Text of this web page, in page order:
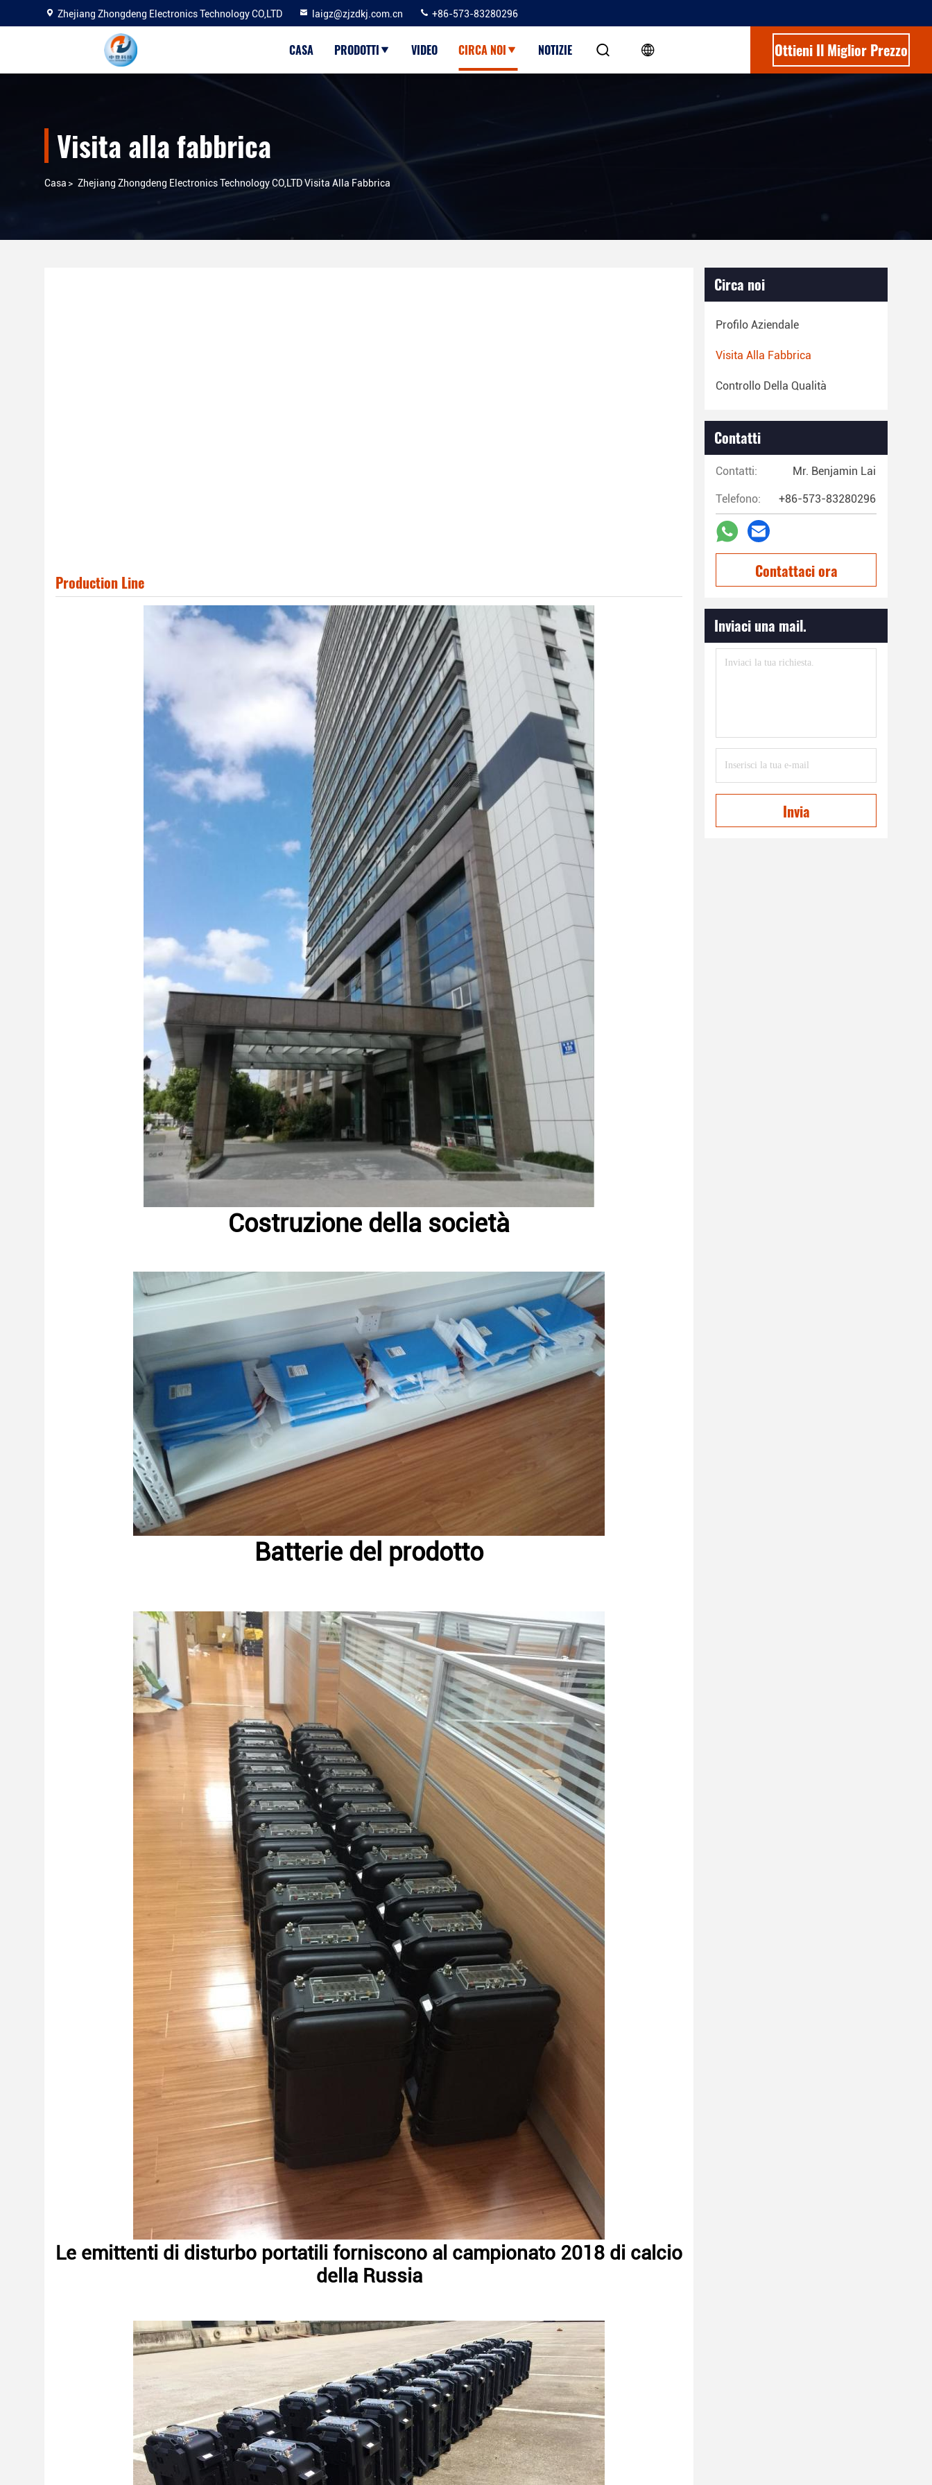
Zhejiang Zhongdeng Electronics Technology CO,LTD laigz@zjzdkj.com.cn +86-573-83280296
CASA PRODOTTI VIDEO CIRCA NOI NOTIZIE Ottieni Il Miglior Prezzo
Visita alla fabbrica
Casa > Zhejiang Zhongdeng Electronics Technology CO,LTD Visita Alla Fabbrica
Production Line
Costruzione della società
Batterie del prodotto
Le emittenti di disturbo portatili forniscono al campionato 2018 di calcio
della Russia
Circa noi
Profilo Aziendale
Visita Alla Fabbrica
Controllo Della Qualità
Contatti
Contatti: Mr. Benjamin Lai
Telefono: +86-573-83280296
Contattaci ora
Inviaci una mail.
Invia